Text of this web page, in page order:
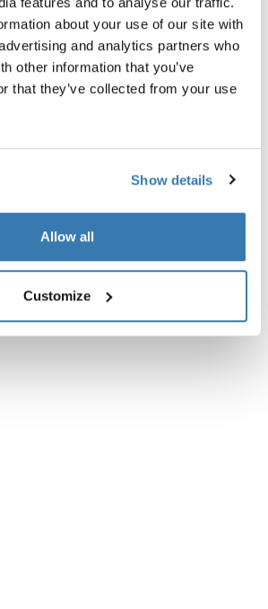
about your use of our site with
and analytics partners who
other information that you’ve
that they’ve collected from your use
Show details
Allow all
Customize
overview
producto
técnicas
and instructions